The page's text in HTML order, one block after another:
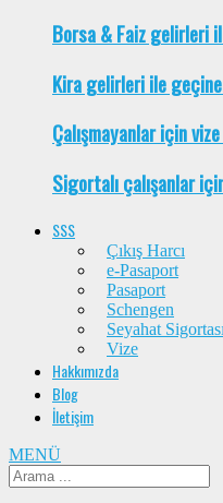
Borsa & Faiz gelirleri
Kira gelirleri ile
Çalışmayanlar için
Sigortalı çalışanlar
SSS
Çıkış Harcı
e-Pasaport
Pasaport
Schengen
Seyahat Sigortası
Vize
Hakkımızda
Blog
İletişim
MENÜ